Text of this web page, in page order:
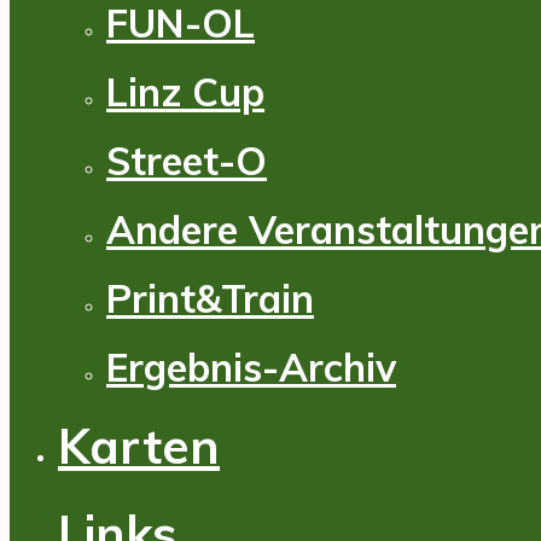
FUN-OL
Linz Cup
Street-O
Andere
Print&Train
Ergebnis-Archiv
Karten